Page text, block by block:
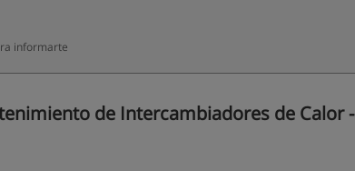
informarte
de Intercambiadores de Calor -